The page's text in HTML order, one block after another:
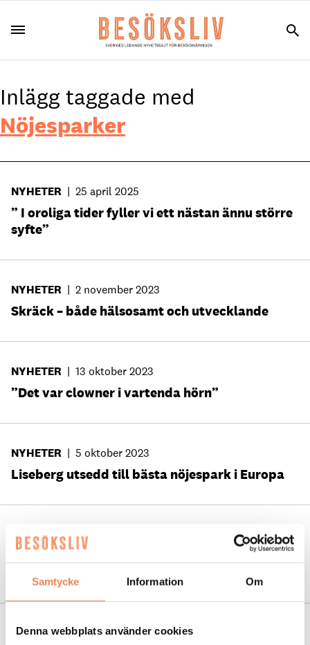
Samtycke Information Om
Denna webbplats använder cookies
Inlägg taggade med
Nöjesparker
NYHETER | 25 april 2025
” I oroliga tider fyller vi ett nästan ännu större
syfte”
NYHETER | 2 november 2023
Skräck – både hälsosamt och utvecklande
NYHETER | 13 oktober 2023
”Det var clowner i vartenda hörn”
NYHETER | 5 oktober 2023
Liseberg utsedd till bästa nöjespark i Europa
NYHETER | 27 september 2023
Halloween på Gröna Lund tonsätts av
NYHETER | 7 september 2023